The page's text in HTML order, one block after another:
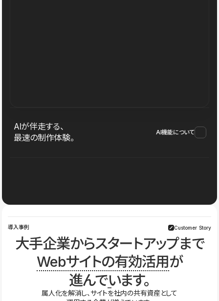
AIが伴走する、
最速の制作体験。
AI機能について
導入事例 Customer Story
大手企業からスタートアップまで
Webサイトの有効活用が
進んでいます。
属人化を解消し、サイトを社内の共有資産として